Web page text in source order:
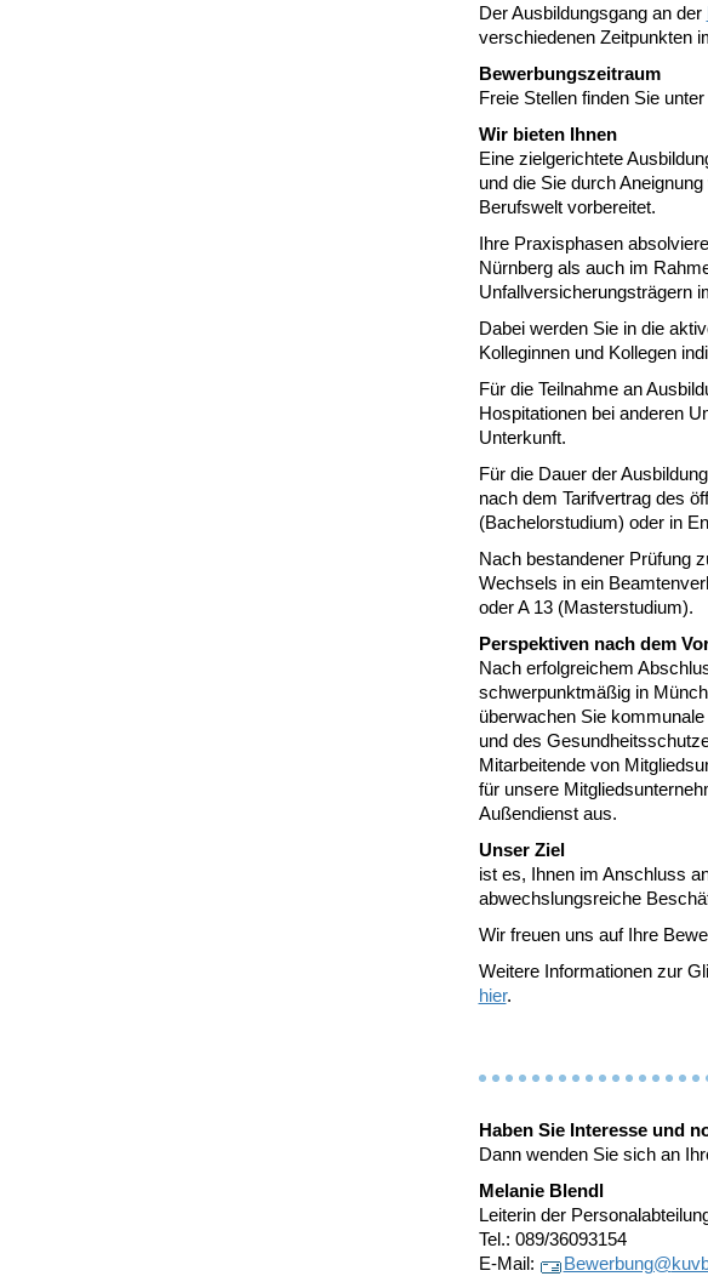
Der Ausbildungsgang an der
verschiedenen Zeitpunkten
Bewerbungszeitraum
Freie Stellen finden Sie
Wir bieten Ihnen
Eine zielgerichtete
und die Sie durch
Berufswelt vorbereitet.
Ihre Praxisphasen
Nürnberg als auch im
Unfallversicherungsträgern
Dabei werden Sie in die
Kolleginnen und Kollegen
Für die Teilnahme an
Hospitationen bei anderen
Unterkunft.
Für die Dauer der
nach dem Tarifvertrag des
(Bachelorstudium) oder in
Nach bestandener Prüfung
Wechsels in ein
oder A 13 (Masterstudium).
Perspektiven nach dem
Nach erfolgreichem
schwerpunktmäßig in
überwachen Sie
und des
Mitarbeitende von
für unsere
Außendienst aus.
Unser Ziel
ist es, Ihnen im Anschluss
abwechslungsreiche
Wir freuen uns auf Ihre
Weitere Informationen zur
hier.
Haben Sie Interesse und
Dann wenden Sie sich an
Melanie Blendl
Leiterin der
Tel.: 089/36093154
E-Mail:
Bewerbung@